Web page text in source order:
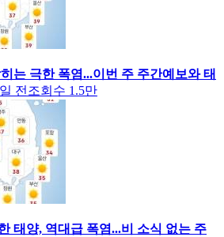
는 극한 폭염...이번 주 주간예보와 태
전 조회수 1.5만
태양, 역대급 폭염...비 소식 없는 주